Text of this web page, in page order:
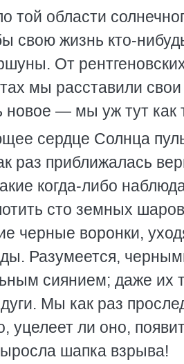
той области
свою жизнь кто-
От
мы расставили
новое — мы уж тут как
сердце Солнца
раз приближалась
когда-либо
сто земных
черные воронки,
Разумеется,
сиянием; даже их
Мы как раз
уцелеет ли оно,
шапка взрыва!